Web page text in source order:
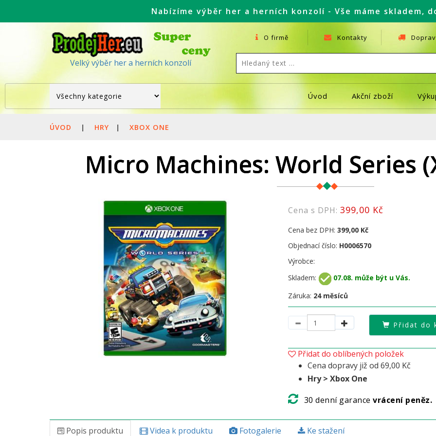
Nabízíme výběr her a herních konzolí - Vše máme skladem,
Velký výběr her a herních konzolí
O firmě Kontakty
Úvod Akční zboží
ÚVOD | HRY | XBOX ONE
Micro Machines: World Series
Cena s DPH: 399,00 Kč
Cena bez DPH: 399,00 Kč
Objednací číslo: H0006570
Výrobce:
Skladem:
07.08. může být u Vás.
Záruka: 24 měsíců
Přidat do
Přidat do oblíbených položek
Cena dopravy již od 69,00 Kč
Hry > Xbox One
30 denní garance vrácení peněz.
Popis produktu Videa k produktu Fotogalerie Ke stažení